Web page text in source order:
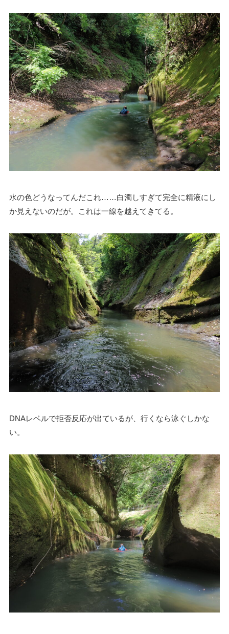
水の色どうなってんだこれ……白濁しすぎて完全に精液にし
か見えないのだが。これは一線を越えてきてる。
DNAレベルで拒否反応が出ているが、行くなら泳ぐしかな
い。